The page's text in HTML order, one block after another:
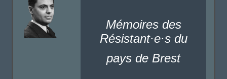
Mémoires des
Résistant⋅e⋅s du
pays de Brest